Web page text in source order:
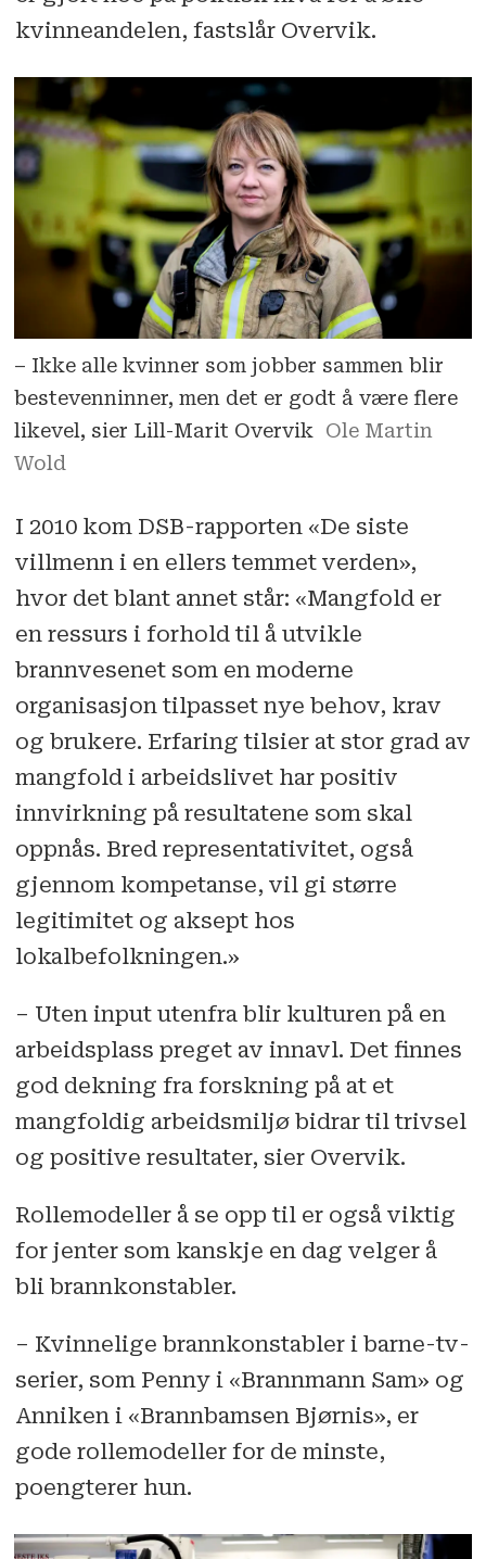
kvinneandelen, fastslår Overvik.
– Ikke alle kvinner som jobber sammen blir
bestevenninner, men det er godt å være flere
likevel, sier Lill-Marit Overvik
Ole Martin
Wold
I 2010 kom DSB-rapporten «De siste
villmenn i en ellers temmet verden»,
hvor det blant annet står: «Mangfold er
en ressurs i forhold til å utvikle
brannvesenet som en moderne
organisasjon tilpasset nye behov, krav
og brukere. Erfaring tilsier at stor grad av
mangfold i arbeidslivet har positiv
innvirkning på resultatene som skal
oppnås. Bred representativitet, også
gjennom kompetanse, vil gi større
legitimitet og aksept hos
lokalbefolkningen.»
– Uten input utenfra blir kulturen på en
arbeidsplass preget av innavl. Det finnes
god dekning fra forskning på at et
mangfoldig arbeidsmiljø bidrar til trivsel
og positive resultater, sier Overvik.
Rollemodeller å se opp til er også viktig
for jenter som kanskje en dag velger å
bli brannkonstabler.
– Kvinnelige brannkonstabler i barne-tv-
serier, som Penny i «Brannmann Sam» og
Anniken i «Brannbamsen Bjørnis», er
gode rollemodeller for de minste,
poengterer hun.